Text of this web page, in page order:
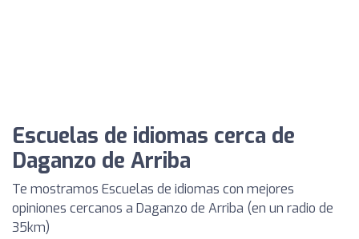
Escuelas de idiomas cerca de
Daganzo de Arriba
Te mostramos Escuelas de idiomas con mejores
opiniones cercanos a Daganzo de Arriba (en un radio de
35km)